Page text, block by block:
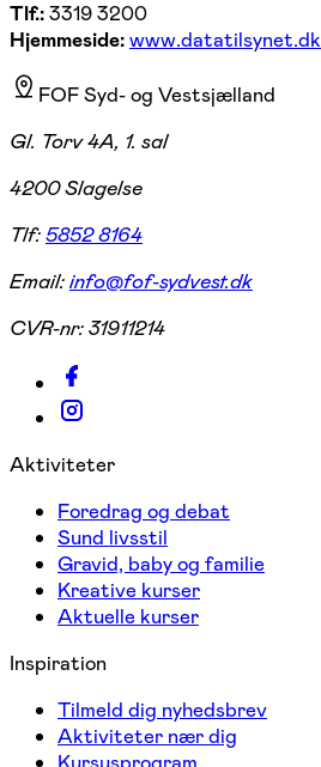
Tlf.:3319 3200
Hjemmeside:www.datatilsynet.dk
FOF Syd- og Vestsjælland
Gl. Torv 4A, 1. sal
4200 Slagelse
Tlf:5852 8164
Email:info@fof-sydvest.dk
CVR-nr:31911214
Aktiviteter
Foredrag og debat
Sund livsstil
Gravid, baby og familie
Kreative kurser
Aktuelle kurser
Inspiration
Tilmeld dig nyhedsbrev
Aktiviteter nær dig